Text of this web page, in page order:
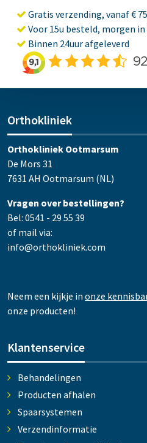
Gratis verzending, vanaf €
Voor 15u besteld, morgen in
Binnen 24uur afgeleverd
Orthokliniek
Orthokliniek Ootmarsum
De Mors 31
7631 AH Ootmarsum (NL)
Vragen over bestellingen?
Bel: 0541 - 29 55 39
of mail via:
info@orthokliniek.com
Neem een kijkje in onze
onze producten!
Klantenservice
Behandelingen
Producten afhalen
Spaarsystemen
Verzendinformatie